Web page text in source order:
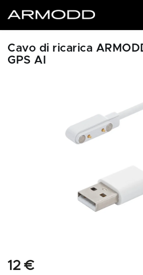
Cavo di ricarica
GPS AI
12 €